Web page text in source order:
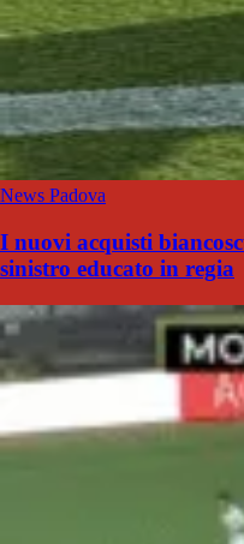
News Padova
I nuovi acquisti
sinistro educato in regia